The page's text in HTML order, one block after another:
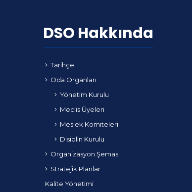
DSO Hakkında
Tarihçe
Oda Organları
Yönetim Kurulu
Meclis Üyeleri
Meslek Komiteleri
Disiplin Kurulu
Organizasyon Şeması
Stratejik Planlar
Kalite Yönetimi